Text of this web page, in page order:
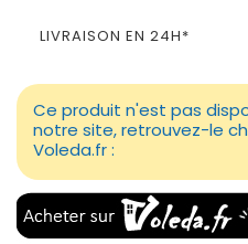
LIVRAISON EN 24H*
Ce produit n'est pas
notre site, retrouvez-le
Voleda.fr :